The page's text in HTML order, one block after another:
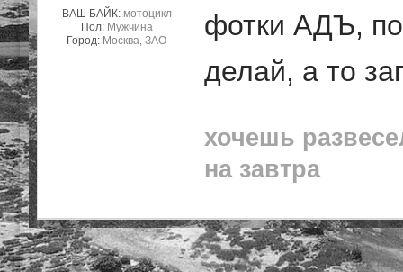
ВАШ БАЙК: мотоцикл
Пол: Мужчина
Город: Москва, ЗАО
фотки АДЪ,
делай, а то
хочешь
на завтра